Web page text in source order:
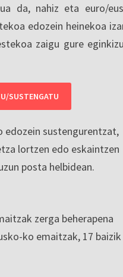
da, nahiz eta euro/
edozein heinekoa
zaigu gure
SUSTENGATU
edozein sustengurentzat,
lortzen edo eskaintzen
posta helbidean.
zerga beherapena
ko emaitzak, 17 baizik